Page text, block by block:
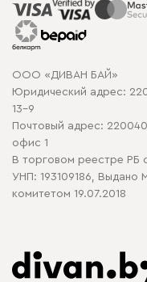
Рассрочка и кредит
Гарантия
Карта сайта
Политика
Политика в отношении
Распродажа мебели
ООО «ДИВАН БАЙ»
Юридический адрес:
13-9
Почтовый адрес:
офис 1
В торговом реестре РБ
УНП: 193109186, Выдано
комитетом 19.07.2018